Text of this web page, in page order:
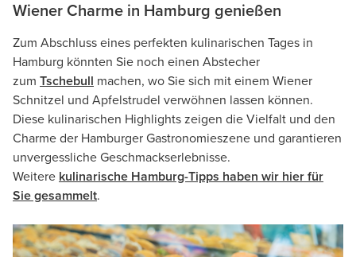
Wiener Charme in Hamburg genießen
Zum Abschluss eines perfekten kulinarischen Tages in
Hamburg könnten Sie noch einen Abstecher
zum Tschebull machen, wo Sie sich mit einem Wiener
Schnitzel und Apfelstrudel verwöhnen lassen können.
Diese kulinarischen Highlights zeigen die Vielfalt und den
Charme der Hamburger Gastronomieszene und garantieren
unvergessliche Geschmackserlebnisse.
Weitere kulinarische Hamburg-Tipps haben wir hier für
Sie gesammelt.